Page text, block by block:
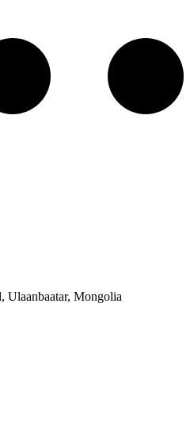
Mongolia